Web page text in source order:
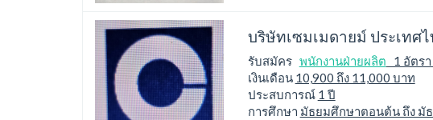
บริษัทเซมเมดายม์ ประเทศ
รับสมัคร พนักงานฝ่ายผลิต 1 อัตร
เงินเดือน 10,900 ถึง 11,000 บาท
ประสบการณ์ 1 ปี
การศึกษา มัธยมศึกษาตอนต้น ถึง มั